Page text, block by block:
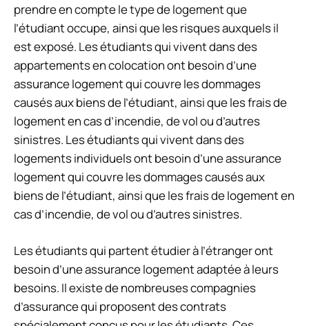
prendre en compte le type de logement que
l’étudiant occupe, ainsi que les risques auxquels il
est exposé. Les étudiants qui vivent dans des
appartements en colocation ont besoin d’une
assurance logement qui couvre les dommages
causés aux biens de l’étudiant, ainsi que les frais de
logement en cas d’incendie, de vol ou d’autres
sinistres. Les étudiants qui vivent dans des
logements individuels ont besoin d’une assurance
logement qui couvre les dommages causés aux
biens de l’étudiant, ainsi que les frais de logement en
cas d’incendie, de vol ou d’autres sinistres.
Les étudiants qui partent étudier à l’étranger ont
besoin d’une assurance logement adaptée à leurs
besoins. Il existe de nombreuses compagnies
d’assurance qui proposent des contrats